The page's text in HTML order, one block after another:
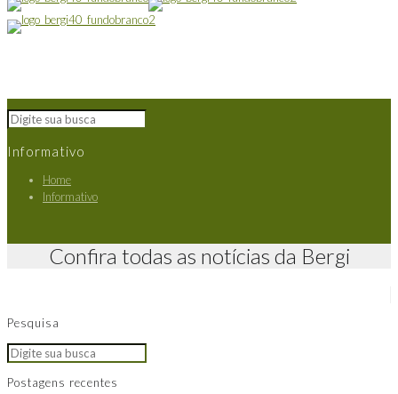
Informativo
Home
Informativo
Confira todas as notícias da Bergi
Pesquisa
Postagens recentes